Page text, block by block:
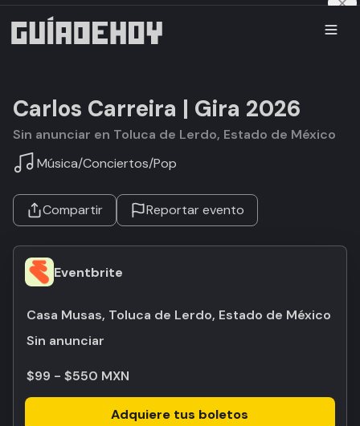
Carlos Carreira | Gira 2026
Sin anunciar en Toluca de Lerdo, Estado de México
Música/Conciertos/Pop
Compartir Reportar evento
Eventbrite
Casa Musas, Toluca de Lerdo, Estado de México
Sin anunciar
$99 - $550 MXN
Adquiere tus boletos